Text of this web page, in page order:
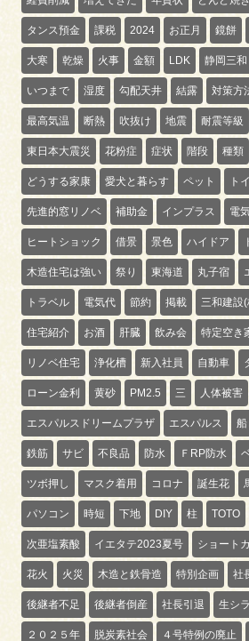
タンス預金 課税 2024 お正月 鏡餅
大寒 乾燥 火事 金額 LDK 静岡三和
いつまで 湿度 勾配天井 結露 対策方
最高気温 断熱 吹抜け 地震 耐震等級
東日本大震災 花粉症 症状 階段 種類
どうする家康 愛犬と暮らす ペット ト
先進的窓リノベ 補助金 インプラス 電
ヒートショック 借景 景色 ハイドア
木造住宅は強い 祭り 東海道 丸子宿
トラベル 電気代 節約 掲載 三和建設
住宅紹介 お酒 肝臓 飲み会 特定空き
リノベ住宅 浄化槽 新入社員 自動車
ローン金利 黄砂 PM2.5 三 人体被害
エスパルスドリームプラザ エスパルス
鉄筋 サビ 不良品 防水 ＦRP防水
ツボ押し マスク着用 コロナ 誕生花
パソコン 時短 下地 DIY 柱 TOTO
次亜塩素酸 イエタテ2023夏号 ショート
花火 火災 木造と鉄骨造 特別企画 社
後継者不足 後継者倒産 社長引退 生シ
２０２５年 脱炭素社会 ４号特例の廃止